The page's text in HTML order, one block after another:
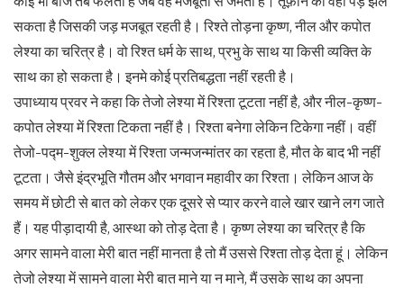
सकता है जिसकी जड़ मजबूत रहती है। रिश्ते तोड़ना कृष्ण, नील और कपोत
लेश्या का चरित्र है। वो रिश्त धर्म के साथ, प्रभु के साथ या किसी व्यक्ति के
साथ का हो सकता है। इनमे कोई प्रतिबद्धता नहीं रहती है।
उपाध्याय प्रवर ने कहा कि तेजो लेश्या में रिश्ता टूटता नहीं है, और नील-कृष्ण-
कपोत लेश्या में रिश्ता टिकता नहीं है। रिश्ता बनेगा लेकिन टिकेगा नहीं। वहीं
तेजो-पद्म-शुक्ल लेश्या में रिश्ता जन्मजन्मांतर का रहता है, मौत के बाद भी नहीं
टूटता। जैसे इंद्रभूति गौतम और भगवान महावीर का रिश्ता। लेकिन आज के
समय में छोटी से बात को लेकर एक दूसरे से प्यार करने वाले खार खाने लग जाते
हैं। यह पीड़ादायी है, आस्था को तोड़ देता है। कृष्ण लेश्या का चरित्र है कि
अगर सामने वाला मेरी बात नहीं मानता है तो मैं उससे रिश्ता तोड़ देता हूं। लेकिन
तेजो लेश्या में सामने वाला मेरी बात माने या न माने, मैं उसके साथ का अपना